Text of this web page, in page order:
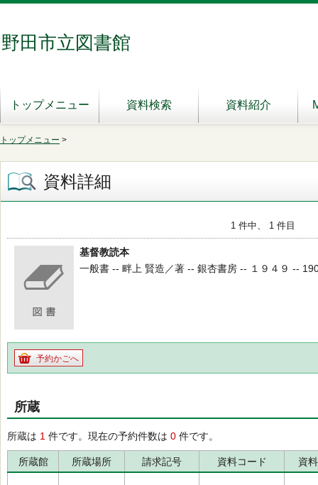
野田市立図書館
トップメニュー 資料検索 資料紹介
トップメニュー >
資料詳細
1 件中、 1 件目
基督教読本
一般書 -- 畔上 賢造／著 -- 銀杏書房 -- １９４９ --
予約かごへ
所蔵
所蔵は 1 件です。現在の予約件数は 0 件です。
所蔵館 所蔵場所 請求記号 資料コード 資